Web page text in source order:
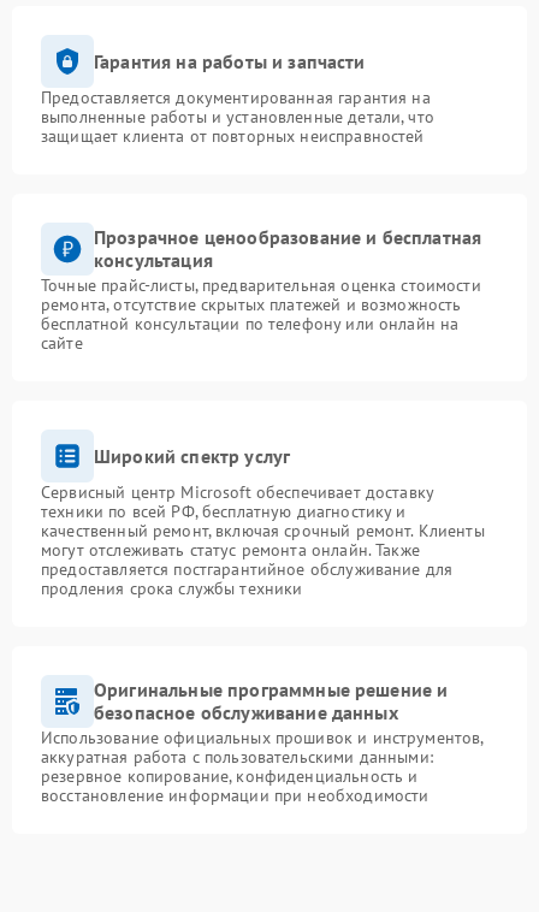
Гарантия на работы и запчасти
Предоставляется документированная гарантия на
выполненные работы и установленные детали, что
защищает клиента от повторных неисправностей
Прозрачное ценообразование и бесплатная
консультация
Точные прайс-листы, предварительная оценка стоимости
ремонта, отсутствие скрытых платежей и возможность
бесплатной консультации по телефону или онлайн на
сайте
Широкий спектр услуг
Сервисный центр Microsoft обеспечивает доставку
техники по всей РФ, бесплатную диагностику и
качественный ремонт, включая срочный ремонт. Клиенты
могут отслеживать статус ремонта онлайн. Также
предоставляется постгарантийное обслуживание для
продления срока службы техники
Оригинальные программные решение и
безопасное обслуживание данных
Использование официальных прошивок и инструментов,
аккуратная работа с пользовательскими данными:
резервное копирование, конфиденциальность и
восстановление информации при необходимости